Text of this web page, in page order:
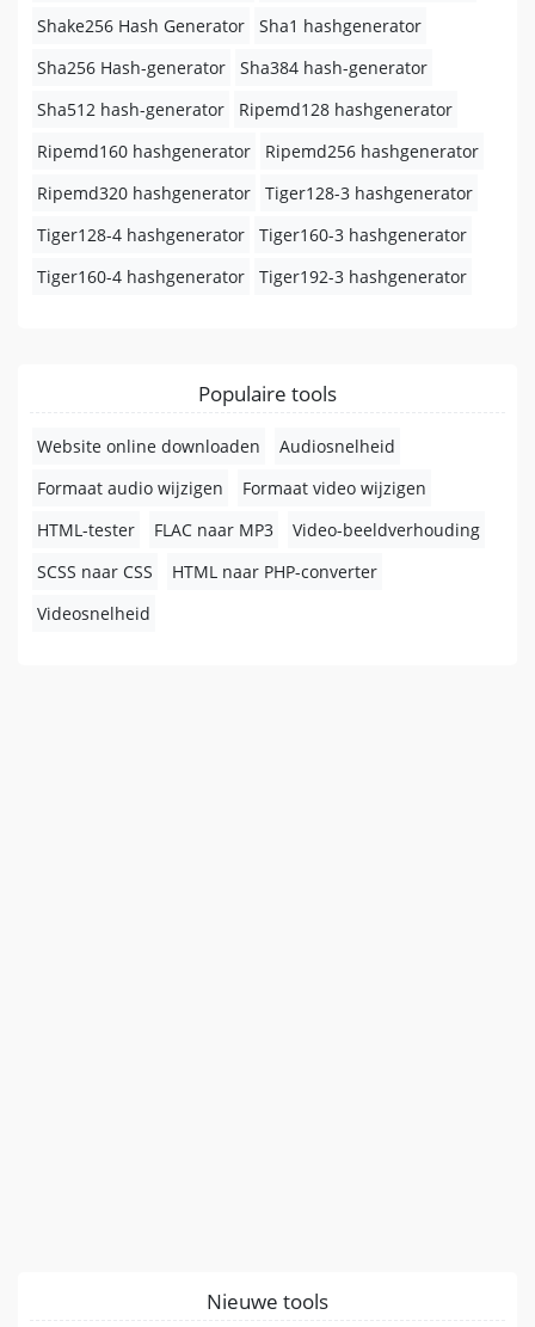
Shake256 Hash Generator
Sha1 hashgenerator
Sha256 Hash-generator
Sha384 hash-generator
Sha512 hash-generator
Ripemd128 hashgenerator
Ripemd160 hashgenerator
Ripemd256 hashgenerator
Ripemd320 hashgenerator
Tiger128-3 hashgenerator
Tiger128-4 hashgenerator
Tiger160-3 hashgenerator
Tiger160-4 hashgenerator
Tiger192-3 hashgenerator
Populaire tools
Website online downloaden
Audiosnelheid
Formaat audio wijzigen
Formaat video wijzigen
HTML-tester
FLAC naar MP3
Video-beeldverhouding
SCSS naar CSS
HTML naar PHP-converter
Videosnelheid
Nieuwe tools